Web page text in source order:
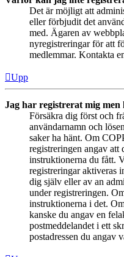
Det är möjligt att
eller förbjudit det
med. Ägaren av
nyregistreringar för att
medlemmar. Kontakta
Upp
Jag har registrerat mig men
Försäkra dig först och
användarnamn och
saker ha hänt. Om
registreringen angav att
instruktionerna du fått.
registreringar aktiveras
dig själv eller av an
under registreringen.
instruktionerna i det.
kanske du angav en
postmeddelandet i ett
postadressen du angav